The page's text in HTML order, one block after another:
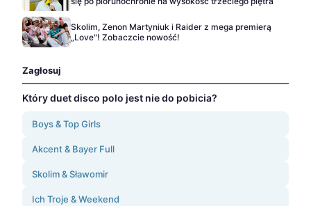
Skolim, Zenon Martyniuk i Raider z mega premierą
„Love"! Zobaczcie nowość!
Zagłosuj
Który duet disco polo jest nie do pobicia?
Boys & Top Girls
Akcent & Bayer Full
Skolim & Sławomir
Ich Troje & Weekend